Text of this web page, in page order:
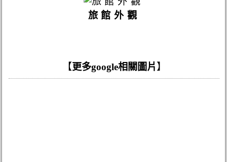
旅館外觀
【 更多google相關圖片 】